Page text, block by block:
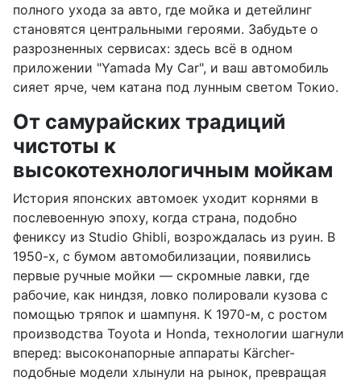
полного ухода за авто, где мойка и детейлинг
становятся центральными героями. Забудьте о
разрозненных сервисах: здесь всё в одном
приложении "Yamada My Car", и ваш автомобиль
сияет ярче, чем катана под лунным светом Токио.
От самурайских традиций
чистоты к
высокотехнологичным мойкам
История японских автомоек уходит корнями в
послевоенную эпоху, когда страна, подобно
фениксу из Studio Ghibli, возрождалась из руин. В
1950-х, с бумом автомобилизации, появились
первые ручные мойки — скромные лавки, где
рабочие, как ниндзя, ловко полировали кузова с
помощью тряпок и шампуня. К 1970-м, с ростом
производства Toyota и Honda, технологии шагнули
вперед: высоконапорные аппараты Kärcher-
подобные модели хлынули на рынок, превращая